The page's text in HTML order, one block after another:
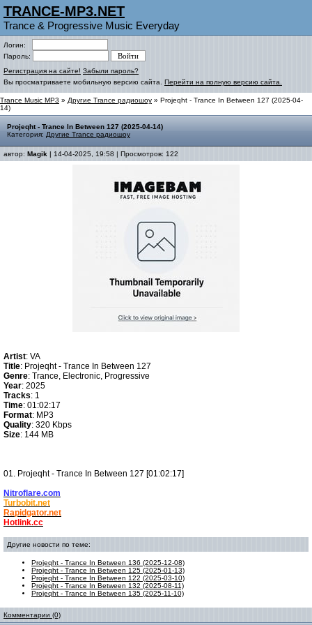
TRANCE-MP3.NET
Trance & Progressive Music Everyday
Логин:
Пароль:
Регистрация на сайте! Забыли пароль?
Вы просматриваете мобильную версию сайта. Перейти на полную версию сайта.
Trance Music MP3 » Другие Trance радиошоу » Projeqht - Trance In Between 127 (2025-04-
14)
Projeqht - Trance In Between 127 (2025-04-14)
Категория: Другие Trance радиошоу
автор: Magik | 14-04-2025, 19:58 | Просмотров: 122
Artist: VA
Title: Projeqht - Trance In Between 127
Genre: Trance, Electronic, Progressive
Year: 2025
Tracks: 1
Time: 01:02:17
Format: MP3
Quality: 320 Kbps
Size: 144 MB
01. Projeqht - Trance In Between 127 [01:02:17]
Nitroflare.com
Turbobit.net
Rapidgator.net
Hotlink.cc
Другие новости по теме:
Projeqht - Trance In Between 136 (2025-12-08)
Projeqht - Trance In Between 125 (2025-01-13)
Projeqht - Trance In Between 122 (2025-03-10)
Projeqht - Trance In Between 132 (2025-08-11)
Projeqht - Trance In Between 135 (2025-11-10)
Комментарии (0)